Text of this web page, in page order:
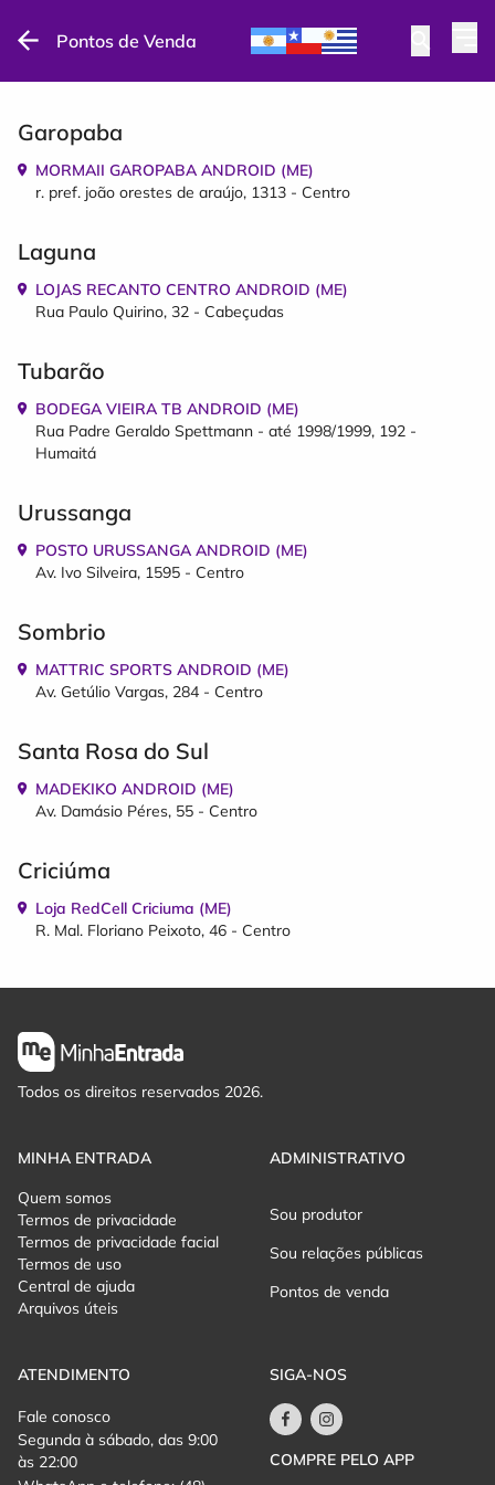
Pontos de Venda
Garopaba
MORMAII GAROPABA ANDROID (ME)
r. pref. joão orestes de araújo, 1313 - Centro
Laguna
LOJAS RECANTO CENTRO ANDROID (ME)
Rua Paulo Quirino, 32 - Cabeçudas
Tubarão
BODEGA VIEIRA TB ANDROID (ME)
Rua Padre Geraldo Spettmann - até 1998/1999, 192 -
Humaitá
Urussanga
POSTO URUSSANGA ANDROID (ME)
Av. Ivo Silveira, 1595 - Centro
Sombrio
MATTRIC SPORTS ANDROID (ME)
Av. Getúlio Vargas, 284 - Centro
Santa Rosa do Sul
MADEKIKO ANDROID (ME)
Av. Damásio Péres, 55 - Centro
Criciúma
Loja RedCell Criciuma (ME)
R. Mal. Floriano Peixoto, 46 - Centro
Todos os direitos reservados 2026.
MINHA ENTRADA
Quem somos
Termos de privacidade
Termos de privacidade facial
Termos de uso
Central de ajuda
Arquivos úteis
ADMINISTRATIVO
Sou produtor
Sou relações públicas
Pontos de venda
ATENDIMENTO
Fale conosco
Segunda à sábado, das 9:00
às 22:00
SIGA-NOS
COMPRE PELO APP